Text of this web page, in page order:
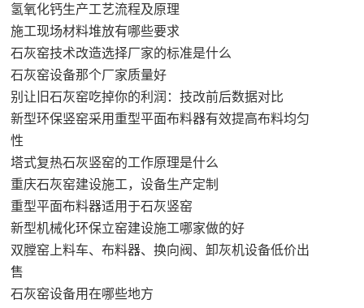
氢氧化钙生产工艺流程及原理
施工现场材料堆放有哪些要求
石灰窑技术改造选择厂家的标准是什么
石灰窑设备那个厂家质量好
别让旧石灰窑吃掉你的利润：技改前后数据对比
新型环保竖窑采用重型平面布料器有效提高布料均匀
性
塔式复热石灰竖窑的工作原理是什么
重庆石灰窑建设施工，设备生产定制
重型平面布料器适用于石灰竖窑
新型机械化环保立窑建设施工哪家做的好
双膛窑上料车、布料器、换向阀、卸灰机设备低价出
售
石灰窑设备用在哪些地方